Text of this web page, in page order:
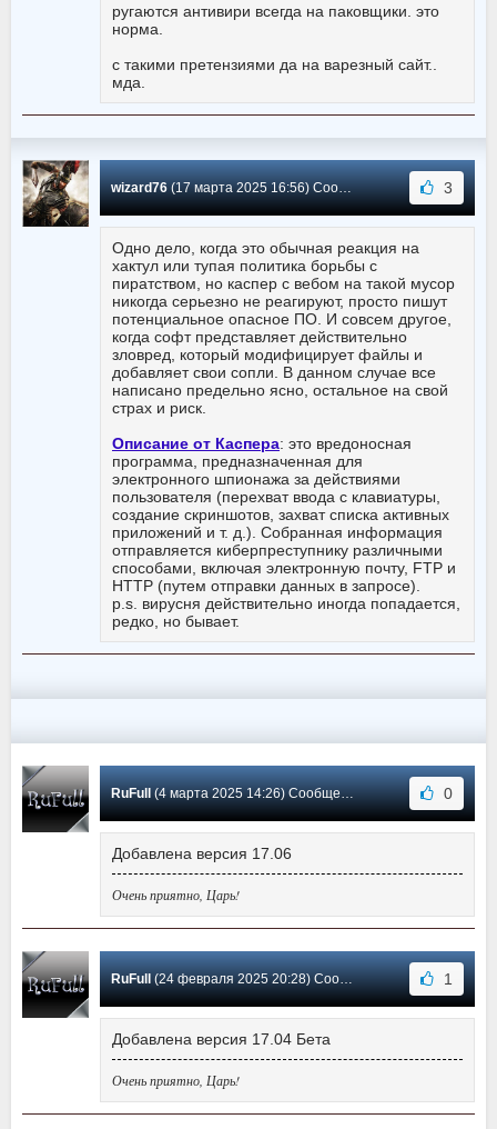
ругаются антивири всегда на паковщики. это
норма.
с такими претензиями да на варезный сайт..
мда.
wizard76(17 марта 2025 16:56) Сообщение #372 3
Одно дело, когда это обычная реакция на
хактул или тупая политика борьбы с
пиратством, но каспер с вебом на такой мусор
никогда серьезно не реагируют, просто пишут
потенциальное опасное ПО. И совсем другое,
когда софт представляет действительно
зловред, который модифицирует файлы и
добавляет свои сопли. В данном случае все
написано предельно ясно, остальное на свой
страх и риск.
Описание от Каспера: это вредоносная
программа, предназначенная для
электронного шпионажа за действиями
пользователя (перехват ввода с клавиатуры,
создание скриншотов, захват списка активных
приложений и т. д.). Собранная информация
отправляется киберпреступнику различными
способами, включая электронную почту, FTP и
HTTP (путем отправки данных в запросе).
p.s. вирусня действительно иногда попадается,
редко, но бывает.
RuFull (4 марта 2025 14:26) Сообщение #371 0
Добавлена версия 17.06
Очень приятно, Царь!
RuFull (24 февраля 2025 20:28) Сообщение #370 1
Добавлена версия 17.04 Бета
Очень приятно, Царь!